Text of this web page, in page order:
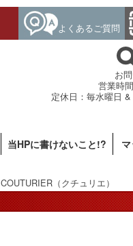
よくあるご質問
お
営業時
定休日：毎水曜日
当HPに書けないこと!?
COUTURIER（クチュリエ）